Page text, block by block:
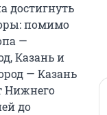
достигнуть
помимо
—
Казань и
— Казань
Нижнего
до